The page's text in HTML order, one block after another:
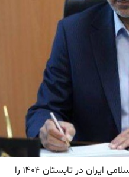
ریال نیوز آخرین وضعیت امنیتی–اقتصادی جمهوری اسلامی ایران در تابستان ۱۴۰۴ را